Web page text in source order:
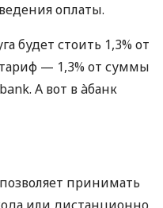
оплаты.
будет стоить 1,3% от
— 1,3% от суммы
А вот в àбанк
принимать